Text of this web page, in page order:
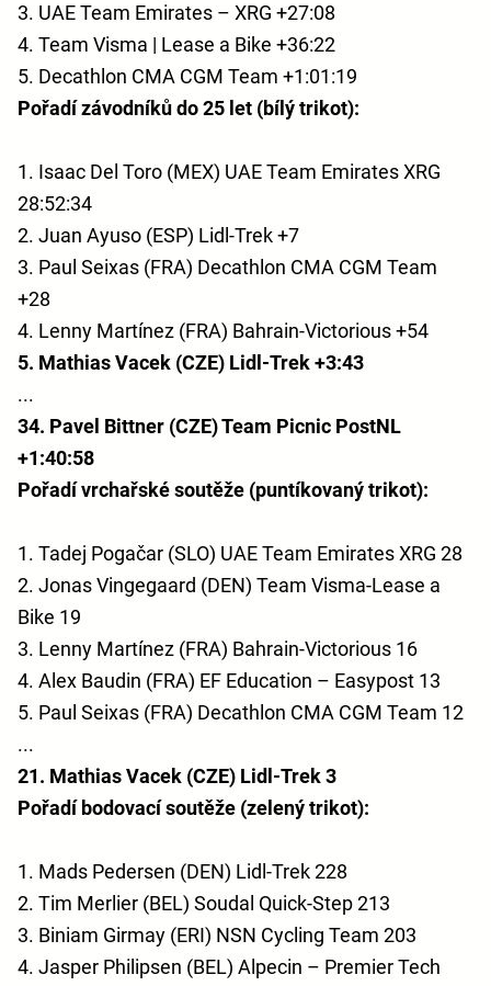
3. UAE Team Emirates – XRG +27:08
4. Team Visma | Lease a Bike +36:22
5. Decathlon CMA CGM Team +1:01:19
Pořadí závodníků do 25 let (bílý trikot):
1. Isaac Del Toro (MEX) UAE Team Emirates XRG
28:52:34
2. Juan Ayuso (ESP) Lidl-Trek +7
3. Paul Seixas (FRA) Decathlon CMA CGM Team
+28
4. Lenny Martínez (FRA) Bahrain-Victorious +54
5. Mathias Vacek (CZE) Lidl-Trek +3:43
...
34. Pavel Bittner (CZE) Team Picnic PostNL
+1:40:58
Pořadí vrchařské soutěže (puntíkovaný trikot):
1. Tadej Pogačar (SLO) UAE Team Emirates XRG 28
2. Jonas Vingegaard (DEN) Team Visma-Lease a
Bike 19
3. Lenny Martínez (FRA) Bahrain-Victorious 16
4. Alex Baudin (FRA) EF Education – Easypost 13
5. Paul Seixas (FRA) Decathlon CMA CGM Team 12
...
21. Mathias Vacek (CZE) Lidl-Trek 3
Pořadí bodovací soutěže (zelený trikot):
1. Mads Pedersen (DEN) Lidl-Trek 228
2. Tim Merlier (BEL) Soudal Quick-Step 213
3. Biniam Girmay (ERI) NSN Cycling Team 203
4. Jasper Philipsen (BEL) Alpecin – Premier Tech